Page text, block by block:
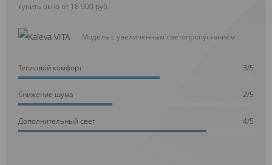
купить окно от 18 900 руб.
Модель с увеличенным светопропусканием
Тепловой комфорт 3/5
Cнижение шума 2/5
Дополнительный свет 4/5